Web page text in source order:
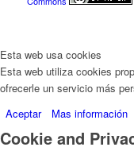
Esta web usa cookies
Esta web utiliza cookies
ofrecerle un servicio más
Aceptar
Mas información
Cookie and